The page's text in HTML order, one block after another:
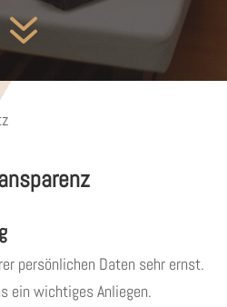
persönlichen Daten sehr ernst.
ein wichtiges Anliegen.